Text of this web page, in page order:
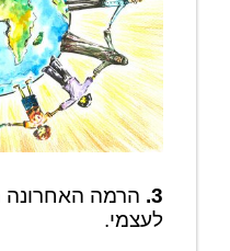
3. הרמה האחרונה
לעצמי.